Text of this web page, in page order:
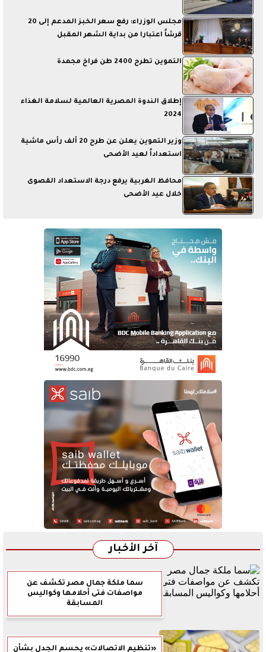
مجلس الوزراء: رفع سعر الخبز المدعم إلى 20
قرشاً اعتبارا من بداية الشهر المقبل
التموين تطرح 2400 طن فراخ مجمدة
إطلاق الندوة المصرية العالمية لسلامة الغذاء
2024
وزير التموين يعلن عن طرح 20 ألف رأس ماشية
استعداداً لعيد الأضحى
محافظ الغربية يرفع درجة الاستعداد القصوى
خلال عيد الأضحى
آخر الأخبار
سما ملكة جمال مصر تكشف عن
مواصفات فتى أحلامها وكواليس
المسابقة
«تنظيم الاتصالات» يحسم الجدل بشأن